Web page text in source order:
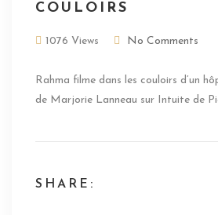
COULOIRS
1076 Views No Comments
Rahma filme dans les couloirs d’un
de Marjorie Lanneau sur Intuite de
SHARE: